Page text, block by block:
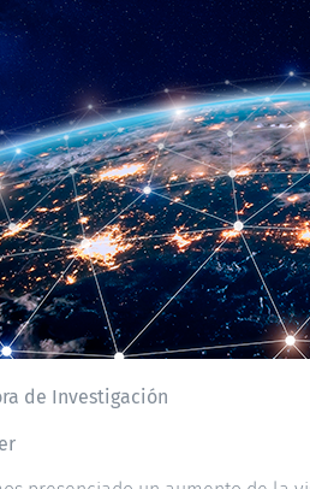
de Investigación